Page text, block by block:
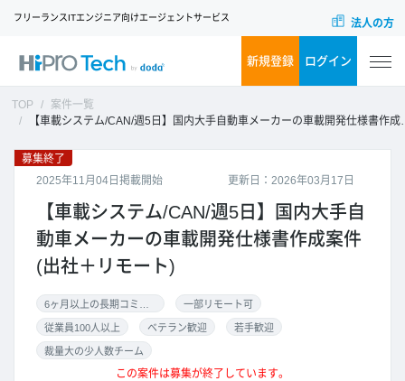
フリーランスITエンジニア向けエージェントサービス 法人の方
新規登録 ログイン
TOP
案件一覧
【車載システム/CAN/週5日】国内大手自動車メーカーの車載開発仕様書作成案件(出社＋リモート)
更新日：2026年03月17日
募集終了
2025年11月04日掲載開始
【車載システム/CAN/週5日】国内大手自
動車メーカーの車載開発仕様書作成案件
(出社＋リモート)
一部リモート可
従業員100人以上 ベテラン歓迎 若手歓迎
裁量大の少人数チーム
この案件は募集が終了しています。